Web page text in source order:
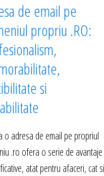
de email pe
propriu .RO:
si
o adresa de email pe propriul
.ro ofera o serie de avantaje
atat pentru afaceri, cat si